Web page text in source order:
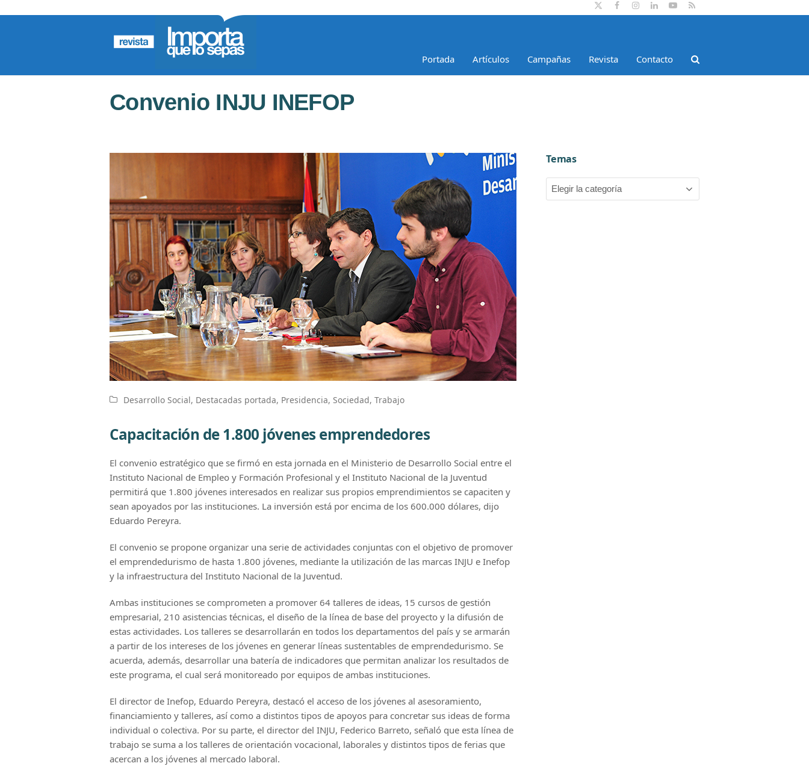
TwitterFacebookInstagram
LinkedIn
YouTube
RSS
Portada Artículos Campañas Revista Contacto
Convenio INJU INEFOP
Desarrollo Social, Destacadas portada, Presidencia, Sociedad, Trabajo
Capacitación de 1.800 jóvenes emprendedores
El convenio estratégico que se firmó en esta jornada en el Ministerio de Desarrollo Social entre el
Instituto Nacional de Empleo y Formación Profesional y el Instituto Nacional de la Juventud
permitirá que 1.800 jóvenes interesados en realizar sus propios emprendimientos se capaciten y
sean apoyados por las instituciones. La inversión está por encima de los 600.000 dólares, dijo
Eduardo Pereyra.
El convenio se propone organizar una serie de actividades conjuntas con el objetivo de promover
el emprendedurismo de hasta 1.800 jóvenes, mediante la utilización de las marcas INJU e Inefop
y la infraestructura del Instituto Nacional de la Juventud.
Ambas instituciones se comprometen a promover 64 talleres de ideas, 15 cursos de gestión
empresarial, 210 asistencias técnicas, el diseño de la línea de base del proyecto y la difusión de
estas actividades. Los talleres se desarrollarán en todos los departamentos del país y se armarán
a partir de los intereses de los jóvenes en generar líneas sustentables de emprendedurismo. Se
acuerda, además, desarrollar una batería de indicadores que permitan analizar los resultados de
este programa, el cual será monitoreado por equipos de ambas instituciones.
El director de Inefop, Eduardo Pereyra, destacó el acceso de los jóvenes al asesoramiento,
financiamiento y talleres, así como a distintos tipos de apoyos para concretar sus ideas de forma
individual o colectiva. Por su parte, el director del INJU, Federico Barreto, señaló que esta línea de
trabajo se suma a los talleres de orientación vocacional, laborales y distintos tipos de ferias que
acercan a los jóvenes al mercado laboral.
Temas
Temas